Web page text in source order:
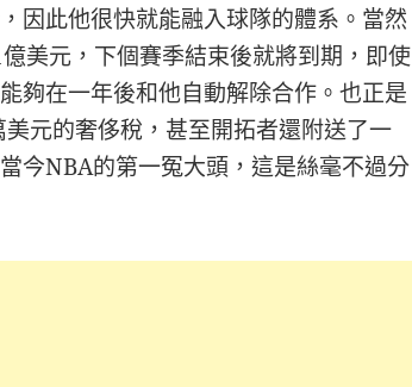
因此他很快就能融入球隊的體系。當然
美元，下個賽季結束後就將到期，即使
夠在一年後和他自動解除合作。也正是
元的奢侈稅，甚至開拓者還附送了一
今NBA的第一冤大頭，這是絲毫不過分